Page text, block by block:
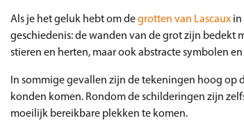
Als je het geluk hebt om degrotten van Lascaux in
geschiedenis: de wanden van de grot zijn
stieren en herten, maar ook abstracte symbolen
In sommige gevallen zijn de tekeningen hoog
konden komen. Rondom de schilderingen zijn
moeilijk bereikbare plekken te komen.